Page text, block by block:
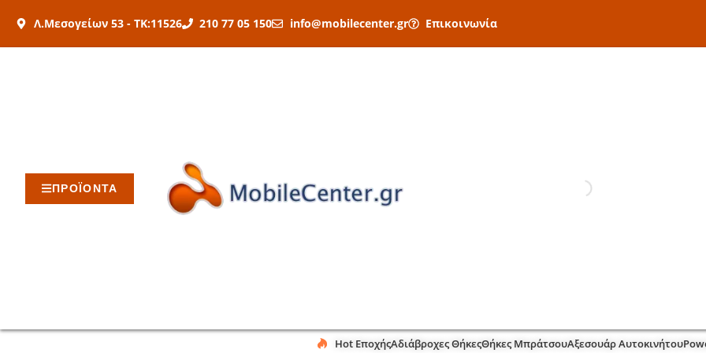
στο
Λ.Μεσογείων 53 - ΤΚ:11526 210 77 05 150 info@mobilecenter.gr Επικοινωνία
ΠΡΟΪΟΝΤΑ
Hot ΕποχήςΑδιάβροχες ΘήκεςΘήκες ΜπράτσουΑξεσουάρ Αυτοκινήτου